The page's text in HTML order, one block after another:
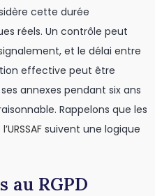
cette durée
réels. Un contrôle peut
et le délai entre
effective peut être
annexes pendant six ans
Rappelons que les
suivent une logique
au RGPD